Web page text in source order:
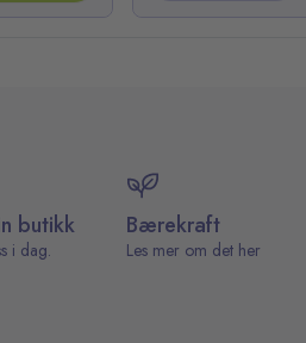
butikk
i dag.
Bærekraft
Les mer om det her